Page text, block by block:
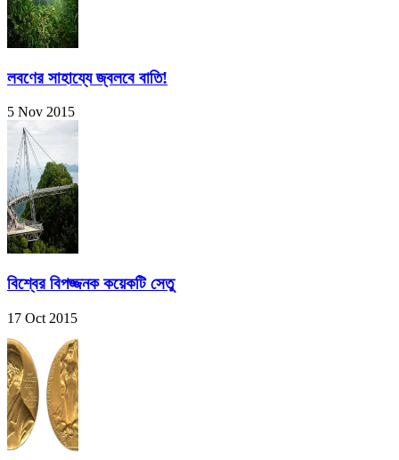
লবণের সাহায্যে জ্বলবে বাতি!
5 Nov 2015
বিশ্বের বিপজ্জনক কয়েকটি সেতু
17 Oct 2015